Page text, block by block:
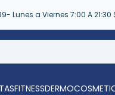
Lunes a Viernes 7:00 A
FITNESS